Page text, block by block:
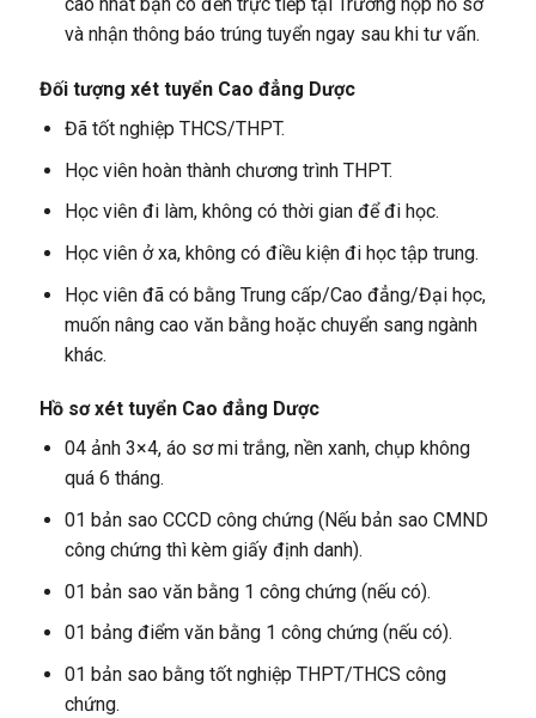
cao nhất bạn có đến trực tiếp tại Trường nộp hồ sơ
và nhận thông báo trúng tuyển ngay sau khi tư vấn.
Đối tượng xét tuyển Cao đẳng Dược
Đã tốt nghiệp THCS/THPT.
Học viên hoàn thành chương trình THPT.
Học viên đi làm, không có thời gian để đi học.
Học viên ở xa, không có điều kiện đi học tập trung.
Học viên đã có bằng Trung cấp/Cao đẳng/Đại học,
muốn nâng cao văn bằng hoặc chuyển sang ngành
khác.
Hồ sơ xét tuyển Cao đẳng Dược
04 ảnh 3×4, áo sơ mi trắng, nền xanh, chụp không
quá 6 tháng.
01 bản sao CCCD công chứng (Nếu bản sao CMND
công chứng thì kèm giấy định danh).
01 bản sao văn bằng 1 công chứng (nếu có).
01 bảng điểm văn bằng 1 công chứng (nếu có).
01 bản sao bằng tốt nghiệp THPT/THCS công
chứng.